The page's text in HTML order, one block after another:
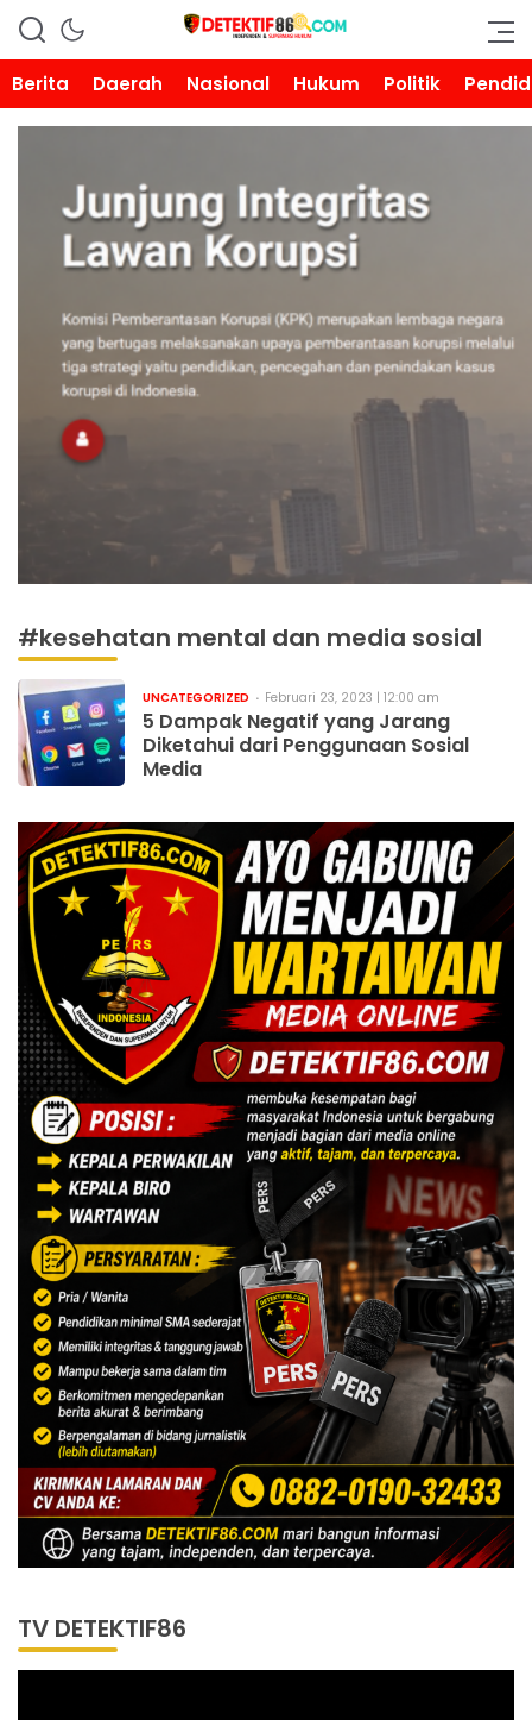
DETEKTIF86.COM
Berita
Daerah Nasional Hukum Politik
#kesehatan mental dan media sosial
UNCATEGORIZED Februari 23, 2023 | 12:00 am
5 Dampak Negatif yang Jarang
Diketahui dari Penggunaan Sosial
Media
TV DETEKTIF86